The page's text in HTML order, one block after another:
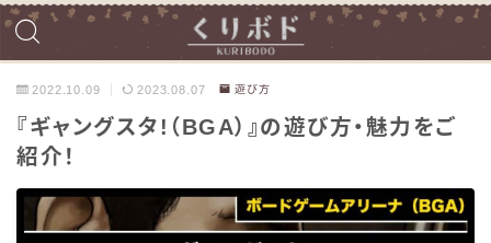
2022.10.09 2023.08.07 遊び方
『ギャングスタ!（BGA）』の遊び方・魅力をご
紹介！